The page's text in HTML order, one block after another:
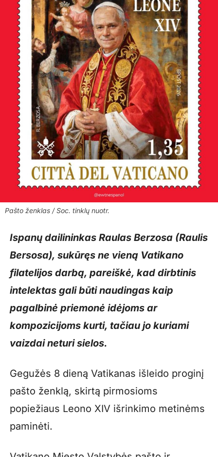
Pašto ženklas / Soc. tinklų nuotr.
Ispanų dailininkas Raulas Berzosa (Raulis
Bersosa), sukūręs ne vieną Vatikano
filatelijos darbą, pareiškė, kad dirbtinis
intelektas gali būti naudingas kaip
pagalbinė priemonė idėjoms ar
kompozicijoms kurti, tačiau jo kuriami
vaizdai neturi sielos.
Gegužės 8 dieną Vatikanas išleido proginį
pašto ženklą, skirtą pirmosioms
popiežiaus Leono XIV išrinkimo metinėms
paminėti.